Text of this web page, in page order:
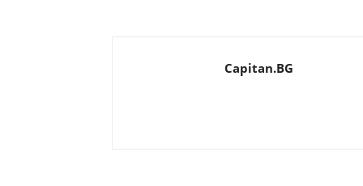
Capitan.BG